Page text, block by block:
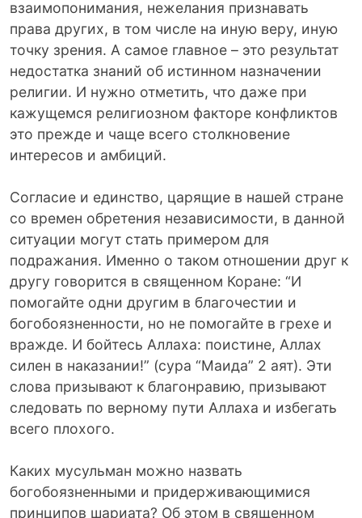
взаимопонимания, нежелания признавать
права других, в том числе на иную веру, иную
точку зрения. А самое главное – это результат
недостатка знаний об истинном назначении
религии. И нужно отметить, что даже при
кажущемся религиозном факторе конфликтов
это прежде и чаще всего столкновение
интересов и амбиций.
Согласие и единство, царящие в нашей стране
со времен обретения независимости, в данной
ситуации могут стать примером для
подражания. Именно о таком отношении друг к
другу говорится в священном Коране: “И
помогайте одни другим в благочестии и
богобоязненности, но не помогайте в грехе и
вражде. И бойтесь Аллаха: поистине, Аллах
силен в наказании!” (сура “Маида” 2 аят). Эти
слова призывают к благонравию, призывают
следовать по верному пути Аллаха и избегать
всего плохого.
Каких мусульман можно назвать
богобоязненными и придерживающимися
принципов шариата? Об этом в священном